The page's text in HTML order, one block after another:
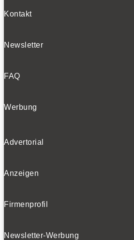
Kontakt
Newsletter
FAQ
Werbung
Advertorial
Anzeigen
Firmenprofil
Newsletter-Werbung